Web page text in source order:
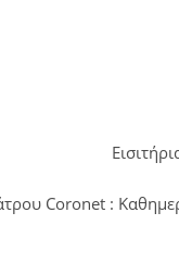
Coronet :